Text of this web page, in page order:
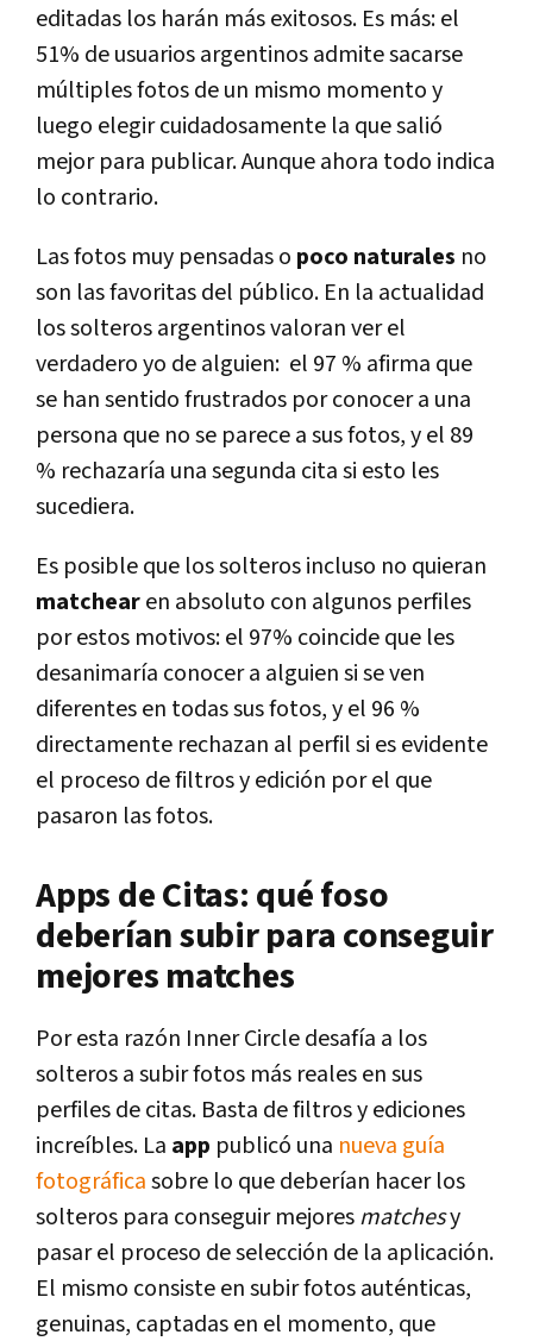
editadas los harán más exitosos. Es más: el
51% de usuarios argentinos admite sacarse
múltiples fotos de un mismo momento y
luego elegir cuidadosamente la que salió
mejor para publicar. Aunque ahora todo indica
lo contrario.
Las fotos muy pensadas o poco naturales no
son las favoritas del público. En la actualidad
los solteros argentinos valoran ver el
verdadero yo de alguien: el 97 % afirma que
se han sentido frustrados por conocer a una
persona que no se parecea sus fotos, y el 89
% rechazaría una segunda cita si esto les
sucediera.
Es posible que los solteros incluso no quieran
matchearen absoluto con algunos perfiles
por estos motivos: el 97% coincide que les
desanimaría conocer a alguien si se ven
diferentes en todas sus fotos, y el 96 %
directamente rechazan al perfil si es evidente
el proceso de filtros y edición por el que
pasaron las fotos.
Apps de Citas: qué foso
deberían subir para conseguir
mejores matches
Por esta razón Inner Circle desafía a los
solteros a subir fotos más reales en sus
perfiles de citas. Basta de filtros y ediciones
increíbles. La app publicó una nueva guía
fotográficasobre lo que deberían hacer los
solteros para conseguir mejoresmatchesy
pasar el proceso de selección de la aplicación.
El mismo consiste en subir fotos auténticas,
genuinas, captadas en el momento, que